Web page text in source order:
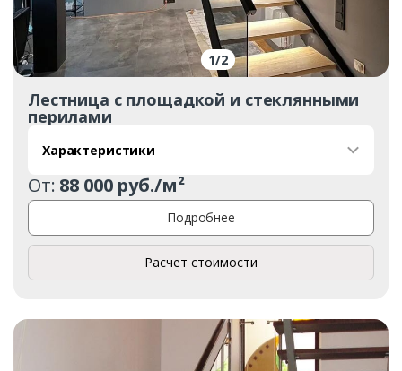
1/2
Лестница с площадкой и стеклянными
перилами
Характеристики
От: 88 000 руб./м²
Подробнее
Расчет стоимости